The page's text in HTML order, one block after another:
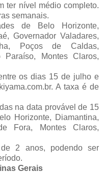
ter nível médio completo.
semanais.
de Belo Horizonte,
Governador Valadares,
Poços de Caldas,
Montes Claros,
os dias 15 de julho e
A taxa é de
na data provável de 15
Horizonte, Diamantina,
Fora, Montes Claros,
2 anos, podendo ser
Gerais